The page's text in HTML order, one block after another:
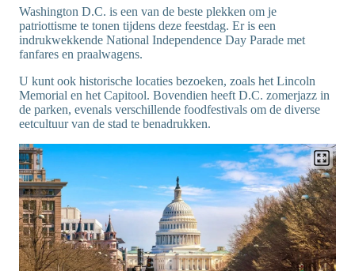
Washington D.C. is een van de beste plekken om je
patriottisme te tonen tijdens deze feestdag. Er is een
indrukwekkende National Independence Day Parade met
fanfares en praalwagens.
U kunt ook historische locaties bezoeken, zoals het Lincoln
Memorial en het Capitool. Bovendien heeft D.C. zomerjazz in
de parken, evenals verschillende foodfestivals om de diverse
eetcultuur van de stad te benadrukken.